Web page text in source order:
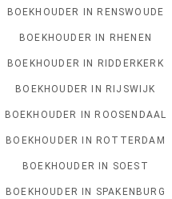
BOEKHOUDER IN RENSWOUDE
BOEKHOUDER IN RHENEN
BOEKHOUDER IN RIDDERKERK
BOEKHOUDER IN RIJSWIJK
BOEKHOUDER IN ROOSENDAAL
BOEKHOUDER IN ROTTERDAM
BOEKHOUDER IN SOEST
BOEKHOUDER IN SPAKENBURG